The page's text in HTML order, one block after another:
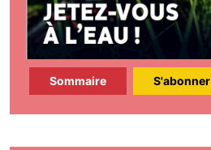
Sommaire S'abonner